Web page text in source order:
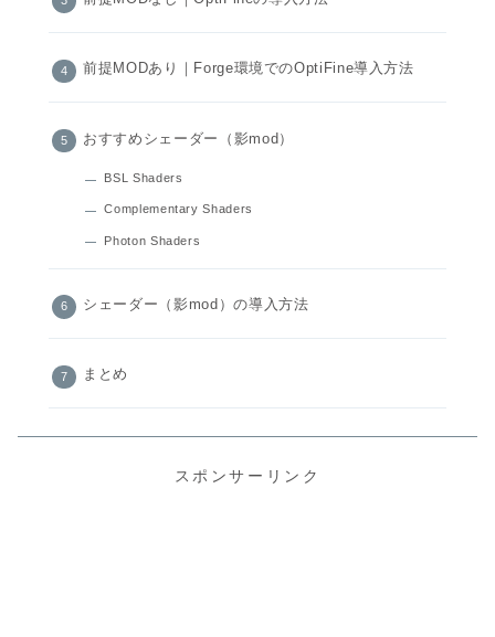
前提MODあり｜Forge環境でのOptiFine導入方法
おすすめシェーダー（影mod）
BSL Shaders
Complementary Shaders
Photon Shaders
シェーダー（影mod）の導入方法
まとめ
スポンサーリンク